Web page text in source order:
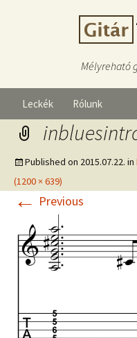
Mélyreható
Leckék Rólunk
Published on 2015.07.22. in
(1200 × 639)
← Previous